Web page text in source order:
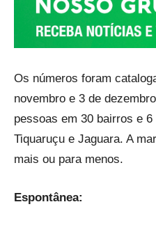
Os números foram
novembro e 3 de
pessoas em 30 bairros e
Tiquaruçu e Jaguara. A
mais ou para menos.
Espontânea: